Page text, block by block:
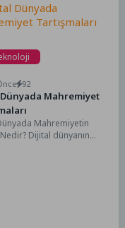
92
Mahremiyet
Mahremiyetin
Dijital dünyanın